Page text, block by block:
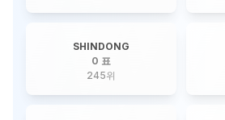
SHINDONG
0 표
245위